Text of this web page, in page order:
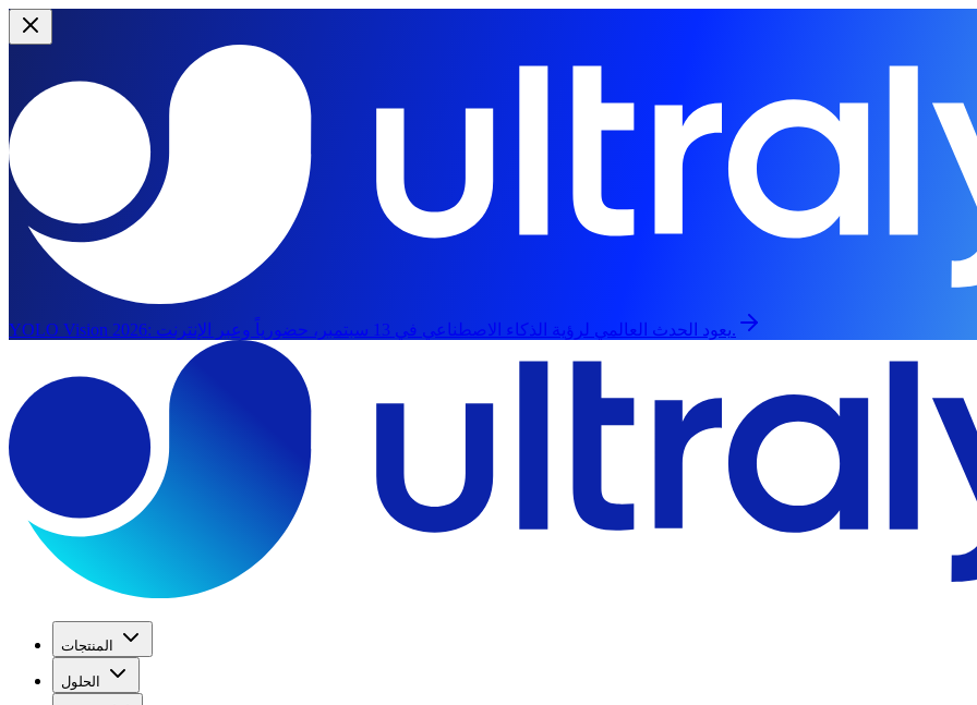
YOLO Vision 2026: يعود الحدث العالمي لرؤية الذكاء الاصطناعي في 13 سبتمبر، حضورياً وعبر الإنترنت.
المنتجات
الحلول